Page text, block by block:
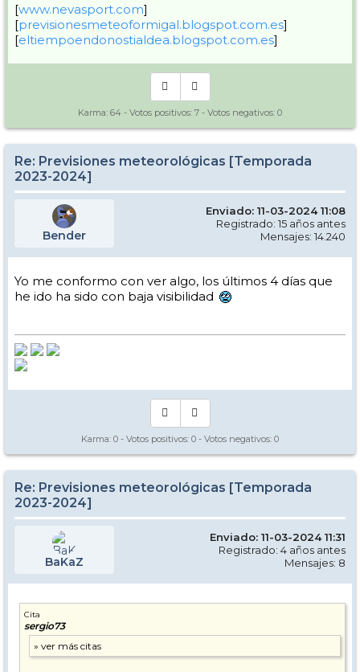
[www.nevasport.com]
[previsionesmeteoformigal.blogspot.com.es]
[eltiempoendonostialdea.blogspot.com.es]
Karma: 64 - Votos positivos: 7 - Votos negativos: 0
Re: Previsiones meteorológicas [Temporada
2023-2024]
Bender
Enviado: 11-03-2024 11:08
Registrado: 15 años antes
Mensajes: 14.240
Yo me conformo con ver algo, los últimos 4 días que
he ido ha sido con baja visibilidad
Karma: 0 - Votos positivos: 0 - Votos negativos: 0
Re: Previsiones meteorológicas [Temporada
2023-2024]
BaKaZ
Enviado: 11-03-2024 11:31
Registrado: 4 años antes
Mensajes: 8
Cita
sergio73